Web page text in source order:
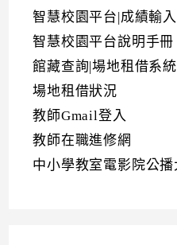
智慧校園平台|成績輸
智慧校園平台說明手冊
館藏查詢|場地租借系統
場地租借狀況
教師Gmail登入
教師在職進修網
中小學教室電影院公播